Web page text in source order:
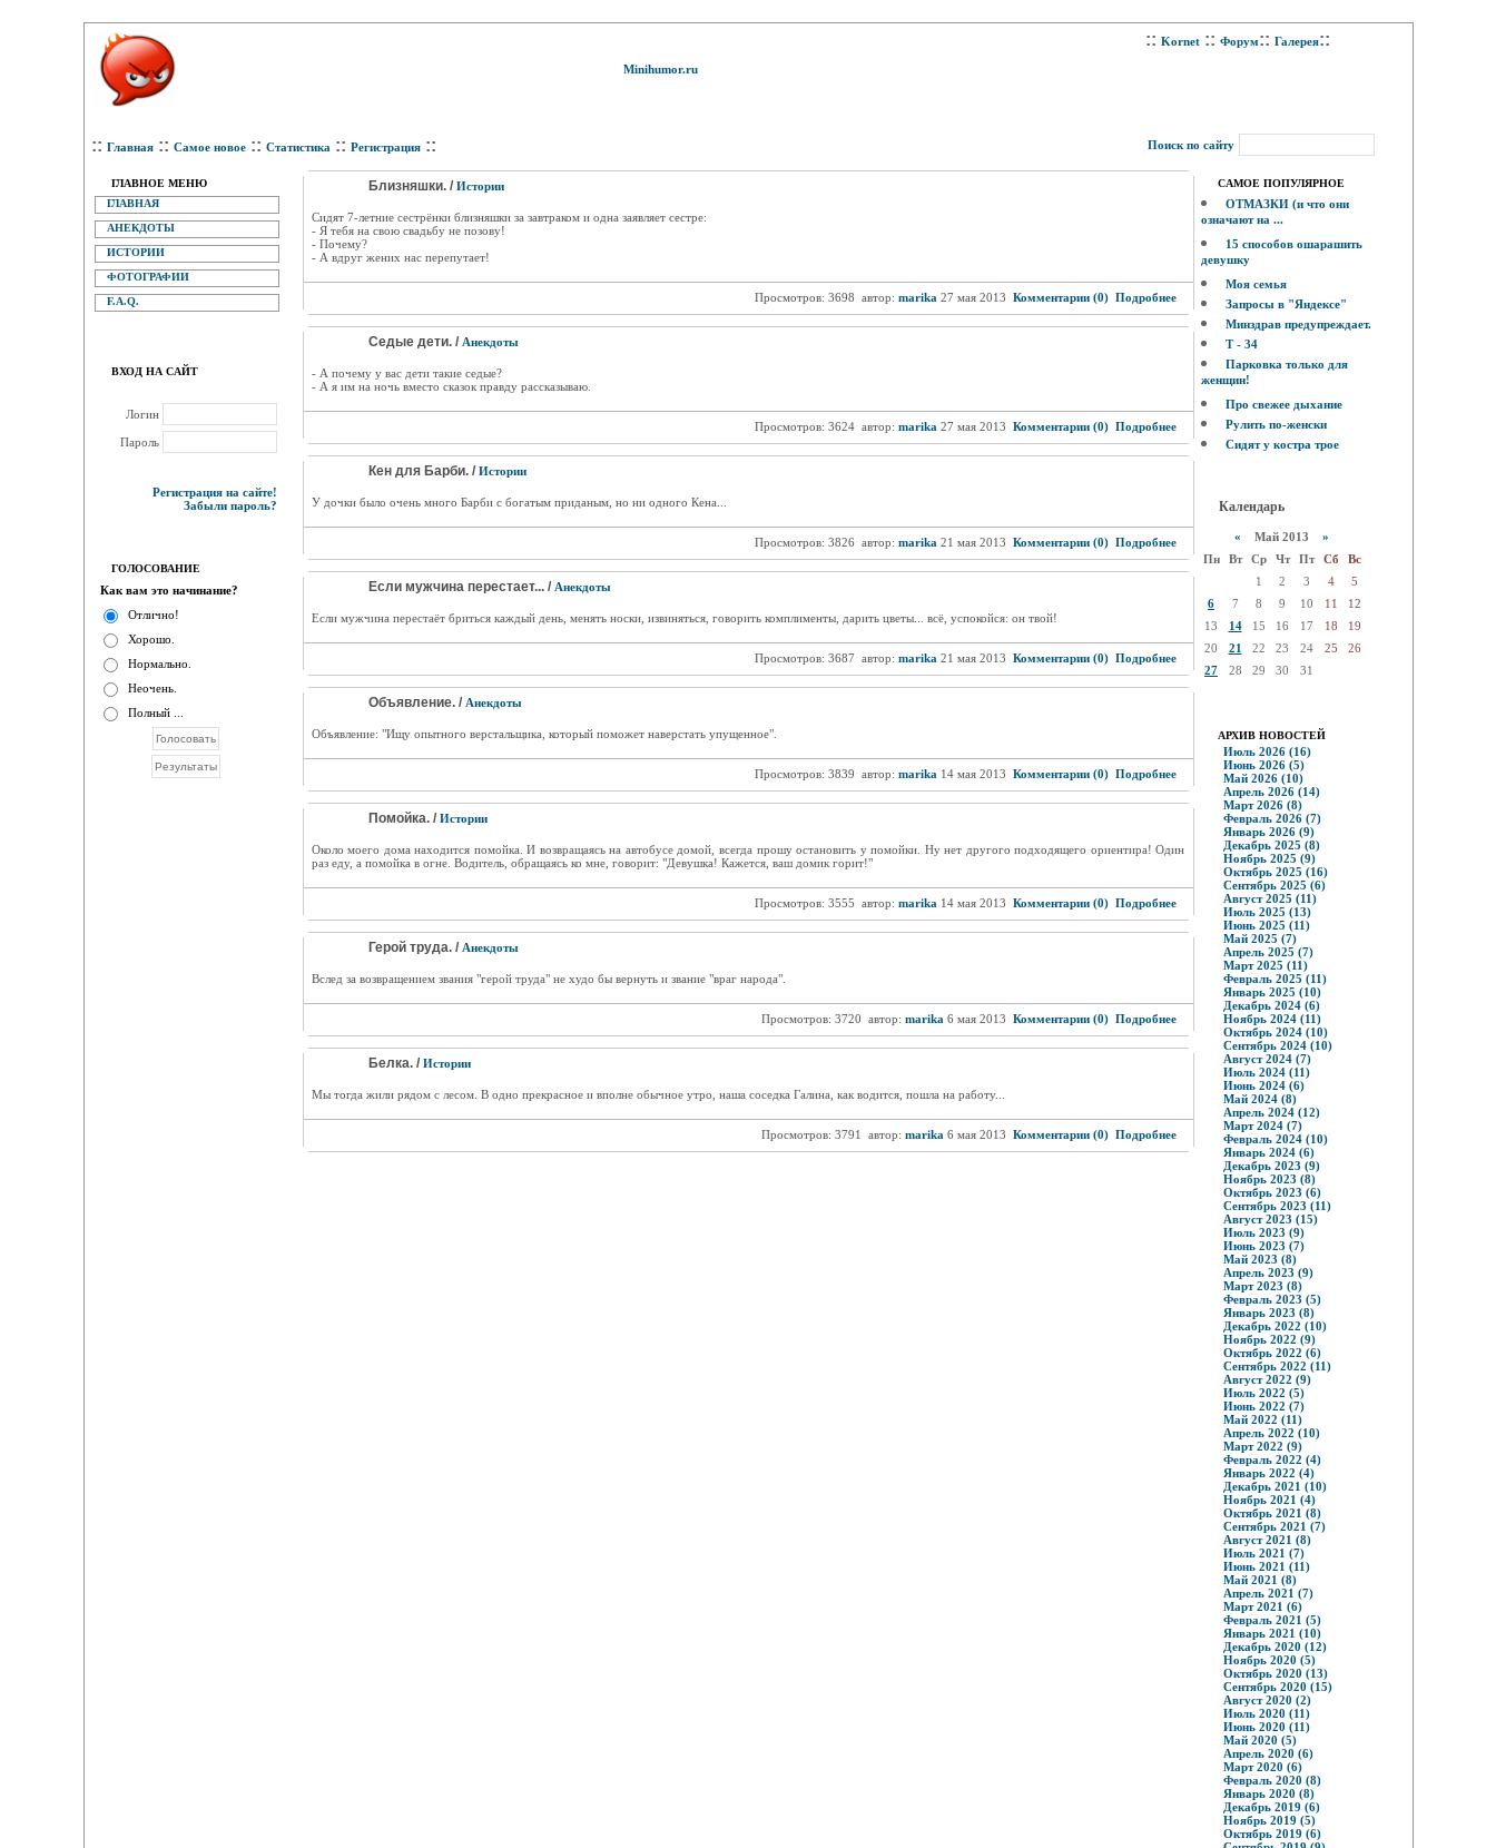
Minihumor.ru
:: Kornet :: Форум:: Галерея::
:: Главная :: Самое новое :: Статистика :: Регистрация :: Поиск по сайту
ГЛАВНОЕ МЕНЮ
ГЛАВНАЯ
АНЕКДОТЫ
ИСТОРИИ
ФОТОГРАФИИ
F.A.Q.
ВХОД НА САЙТ
Логин
Пароль
Регистрация на сайте!
Забыли пароль?
ГОЛОСОВАНИЕ
Как вам это начинание?
Отлично!
Хорошо.
Нормально.
Неочень.
Полный ...
Близняшки. / Истории
Сидят 7-летние сестрёнки близняшки за завтраком и одна заявляет сестре:
- Я тебя на свою свадьбу не позову!
- Почему?
- А вдруг жених нас перепутает!
Просмотров: 3698 автор: marika 27 мая 2013 Комментарии (0) Подробнее
Седые дети. / Анекдоты
- А почему у вас дети такие седые?
- А я им на ночь вместо сказок правду рассказываю.
Просмотров: 3624 автор: marika 27 мая 2013 Комментарии (0) Подробнее
Кен для Барби. / Истории
У дочки было очень много Барби с богатым приданым, но ни одного Кена...
Просмотров: 3826 автор: marika 21 мая 2013 Комментарии (0) Подробнее
Если мужчина перестает... / Анекдоты
Если мужчина перестаёт бриться каждый день, менять носки, извиняться, говорить комплименты, дарить цветы... всё, успокойся: он твой!
Просмотров: 3687 автор: marika 21 мая 2013 Комментарии (0) Подробнее
Объявление. / Анекдоты
Объявление: "Ищу опытного верстальщика, который поможет наверстать упущенное".
Просмотров: 3839 автор: marika 14 мая 2013 Комментарии (0) Подробнее
Помойка. / Истории
Около моего дома находится помойка. И возвращаясь на автобусе домой, всегда прошу остановить у помойки. Ну нет другого подходящего ориентира! Один
раз еду, а помойка в огне. Водитель, обращаясь ко мне, говорит: "Девушка! Кажется, ваш домик горит!"
Просмотров: 3555 автор: marika 14 мая 2013 Комментарии (0) Подробнее
Герой труда. / Анекдоты
Вслед за возвращением звания "герой труда" не худо бы вернуть и звание "враг народа".
Просмотров: 3720 автор: marika 6 мая 2013 Комментарии (0) Подробнее
Белка. / Истории
Мы тогда жили рядом с лесом. В одно прекрасное и вполне обычное утро, наша соседка Галина, как водится, пошла на работу...
Просмотров: 3791 автор: marika 6 мая 2013 Комментарии (0) Подробнее
САМОЕ ПОПУЛЯРНОЕ
ОТМАЗКИ (и что они
означают на ...
15 способов ошарашить
девушку
Моя семья
Запросы в "Яндексе"
Минздрав предупреждает.
Т - 34
Парковка только для
женщин!
Про свежее дыхание
Рулить по-женски
Сидят у костра трое
Календарь
« Май 2013 »
Пн
Вт Ср Чт Пт Сб
Вс
1
2 3 4
5
6
7 8 9 10 11
12
13
14 15 16 17 18
19
20
21 22 23 24 25
26
27
28 29 30 31
АРХИВ НОВОСТЕЙ
Июль 2026 (16)
Июнь 2026 (5)
Май 2026 (10)
Апрель 2026 (14)
Март 2026 (8)
Февраль 2026 (7)
Январь 2026 (9)
Декабрь 2025 (8)
Ноябрь 2025 (9)
Октябрь 2025 (16)
Сентябрь 2025 (6)
Август 2025 (11)
Июль 2025 (13)
Июнь 2025 (11)
Май 2025 (7)
Апрель 2025 (7)
Март 2025 (11)
Февраль 2025 (11)
Январь 2025 (10)
Декабрь 2024 (6)
Ноябрь 2024 (11)
Октябрь 2024 (10)
Сентябрь 2024 (10)
Август 2024 (7)
Июль 2024 (11)
Июнь 2024 (6)
Май 2024 (8)
Апрель 2024 (12)
Март 2024 (7)
Февраль 2024 (10)
Январь 2024 (6)
Декабрь 2023 (9)
Ноябрь 2023 (8)
Октябрь 2023 (6)
Сентябрь 2023 (11)
Август 2023 (15)
Июль 2023 (9)
Июнь 2023 (7)
Май 2023 (8)
Апрель 2023 (9)
Март 2023 (8)
Февраль 2023 (5)
Январь 2023 (8)
Декабрь 2022 (10)
Ноябрь 2022 (9)
Октябрь 2022 (6)
Сентябрь 2022 (11)
Август 2022 (9)
Июль 2022 (5)
Июнь 2022 (7)
Май 2022 (11)
Апрель 2022 (10)
Март 2022 (9)
Февраль 2022 (4)
Январь 2022 (4)
Декабрь 2021 (10)
Ноябрь 2021 (4)
Октябрь 2021 (8)
Сентябрь 2021 (7)
Август 2021 (8)
Июль 2021 (7)
Июнь 2021 (11)
Май 2021 (8)
Апрель 2021 (7)
Март 2021 (6)
Февраль 2021 (5)
Январь 2021 (10)
Декабрь 2020 (12)
Ноябрь 2020 (5)
Октябрь 2020 (13)
Сентябрь 2020 (15)
Август 2020 (2)
Июль 2020 (11)
Июнь 2020 (11)
Май 2020 (5)
Апрель 2020 (6)
Март 2020 (6)
Февраль 2020 (8)
Январь 2020 (8)
Декабрь 2019 (6)
Ноябрь 2019 (5)
Октябрь 2019 (6)